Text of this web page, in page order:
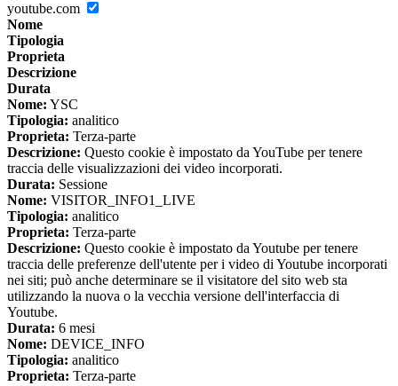
youtube.com
Nome
Tipologia
Proprieta
Descrizione
Durata
Nome: YSC
Tipologia: analitico
Proprieta: Terza-parte
Descrizione: Questo cookie è impostato da YouTube per tenere
traccia delle visualizzazioni dei video incorporati.
Durata: Sessione
Nome: VISITOR_INFO1_LIVE
Tipologia: analitico
Proprieta: Terza-parte
Descrizione: Questo cookie è impostato da Youtube per tenere
traccia delle preferenze dell'utente per i video di Youtube incorporati
nei siti; può anche determinare se il visitatore del sito web sta
utilizzando la nuova o la vecchia versione dell'interfaccia di
Youtube.
Durata: 6 mesi
Nome: DEVICE_INFO
Tipologia: analitico
Proprieta: Terza-parte